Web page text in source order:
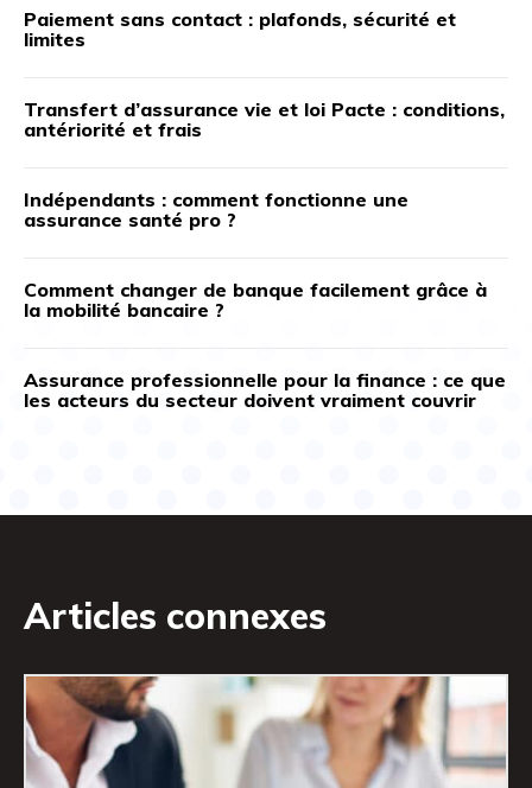
Paiement sans contact : plafonds, sécurité et
limites
Transfert d’assurance vie et loi Pacte : conditions,
antériorité et frais
Indépendants : comment fonctionne une
assurance santé pro ?
Comment changer de banque facilement grâce à
la mobilité bancaire ?
Assurance professionnelle pour la finance : ce que
les acteurs du secteur doivent vraiment couvrir
Articles connexes